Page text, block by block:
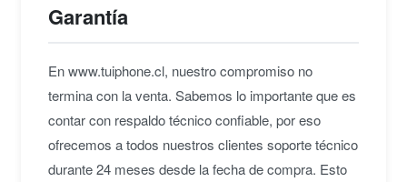
Garantía
En www.tuiphone.cl, nuestro compromiso no
termina con la venta. Sabemos lo importante que es
contar con respaldo técnico confiable, por eso
ofrecemos a todos nuestros clientes soporte técnico
durante 24 meses desde la fecha de compra. Esto